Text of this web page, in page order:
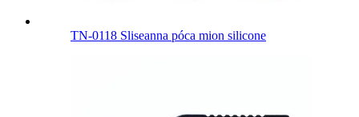
TN-0118 Sliseanna póca mion silicone